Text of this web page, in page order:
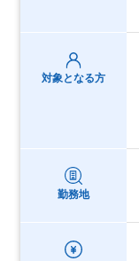
対象となる方
勤務地